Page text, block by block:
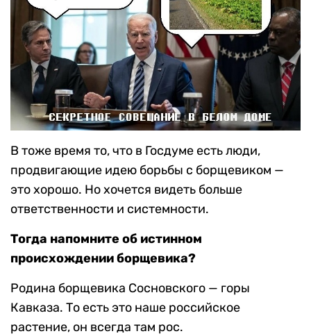
В тоже время то, что в Госдуме есть люди,
продвигающие идею борьбы с борщевиком —
это хорошо. Но хочется видеть больше
ответственности и системности.
Тогда напомните об истинном
происхождении борщевика?
Родина борщевика Сосновского — горы
Кавказа. То есть это наше российское
растение, он всегда там рос.